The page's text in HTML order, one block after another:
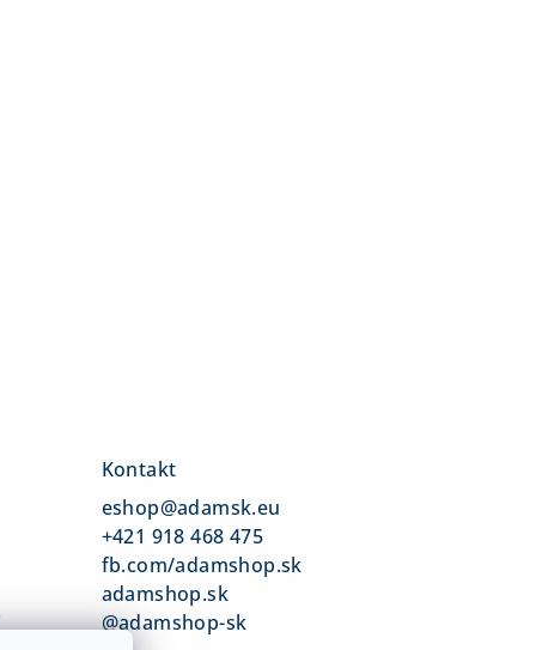
Kontakt
eshop@adamsk.eu
+421 918 468 475
fb.com/adamshop.sk
adamshop.sk
@adamshop-sk